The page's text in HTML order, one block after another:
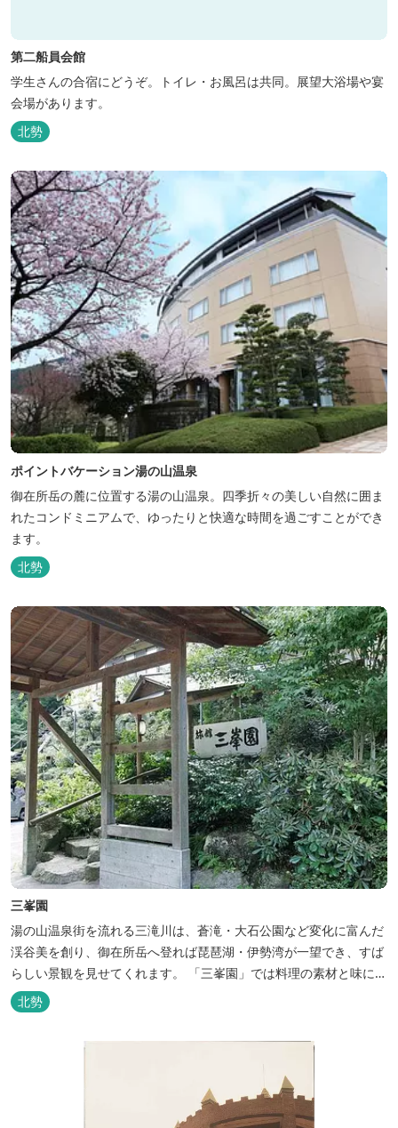
第二船員会館
学生さんの合宿にどうぞ。トイレ・お風呂は共同。展望大浴場や宴
会場があります。
北勢
ポイントバケーション湯の山温泉
御在所岳の麓に位置する湯の山温泉。四季折々の美しい自然に囲ま
れたコンドミニアムで、ゆったりと快適な時間を過ごすことができ
ます。
北勢
三峯園
湯の山温泉街を流れる三滝川は、蒼滝・大石公園など変化に富んだ
渓谷美を創り、御在所岳へ登れば琵琶湖・伊勢湾が一望でき、すば
らしい景観を見せてくれます。 「三峯園」では料理の素材と味にも
こだわり、お客様に四季の織り成す景観と、いい湯、いい味、めぐ
りあいをお届けいたします。
北勢